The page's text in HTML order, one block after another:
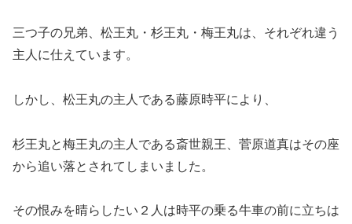
三つ子の兄弟、松王丸・杉王丸・梅王丸は、それぞれ違う
主人に仕えています。
しかし、松王丸の主人である藤原時平により、
杉王丸と梅王丸の主人である斎世親王、菅原道真はその座
から追い落とされてしまいました。
その恨みを晴らしたい２人は時平の乗る牛車の前に立ちは